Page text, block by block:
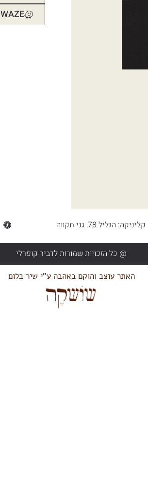
WAZE לקליניקה
קליניקה: הגליל 78, גני תקווה
@ כל הזכויות שמורות לדביר קופרלי
האתר עוצב והוקם באהבה ע"י שיר בלום